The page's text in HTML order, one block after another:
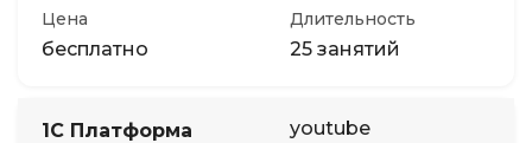
Цена
бесплатно
Длительность
25 занятий
1С Платформа
youtube